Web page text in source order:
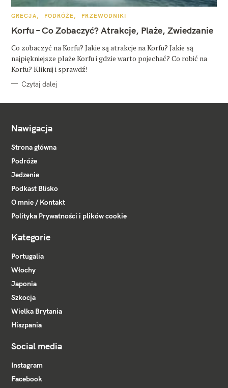
K
T
E
O
R
I
GRECJA PODRÓŻE PRZEWODNIKI
Korfu – Co Zobaczyć? Atrakcje, Plaże, Zwiedzanie
Co zobaczyć na Korfu? Jakie są atrakcje na Korfu? Jakie są
najpiękniejsze plaże Korfu i gdzie warto pojechać? Co robić na
Korfu? Kliknij i sprawdź!
Czytaj dalej
Nawigacja
Strona główna
Podróże
Jedzenie
Podkast Blisko
O mnie / Kontakt
Polityka Prywatności i plików cookie
Kategorie
Portugalia
Włochy
Japonia
Szkocja
Wielka Brytania
Hiszpania
Social media
Instagram
Facebook